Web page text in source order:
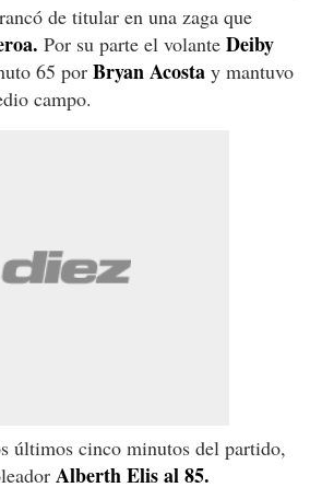
de titular en una zaga que
Por su parte el volante Deiby
65 por Bryan Acosta y mantuvo
campo.
últimos cinco minutos del partido,
Alberth Elis al 85.